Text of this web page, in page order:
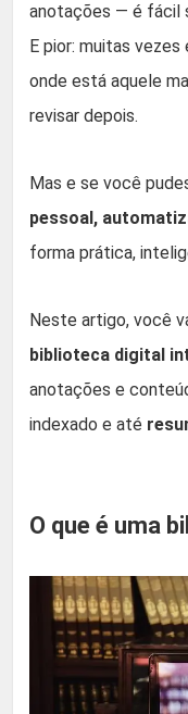
anotações — é fácil
E pior: muitas
onde está aquele
revisar depois.
Mas e se você
pessoal,
forma prática,
Neste artigo, você
biblioteca digital
anotações e
indexado e até
O que é uma